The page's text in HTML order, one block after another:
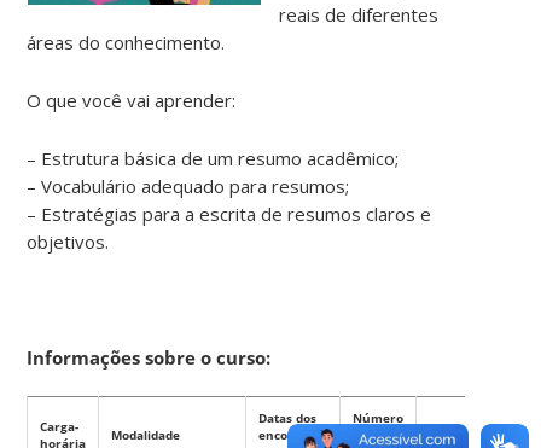
reais de diferentes
áreas do conhecimento.
O que você vai aprender:
– Estrutura básica de um resumo acadêmico;
– Vocabulário adequado para resumos;
– Estratégias para a escrita de resumos claros e
objetivos.
Informações sobre o curso:
Carga-
horária
Modalidade
Datas dos
encontros
Número
de
Público-alvo